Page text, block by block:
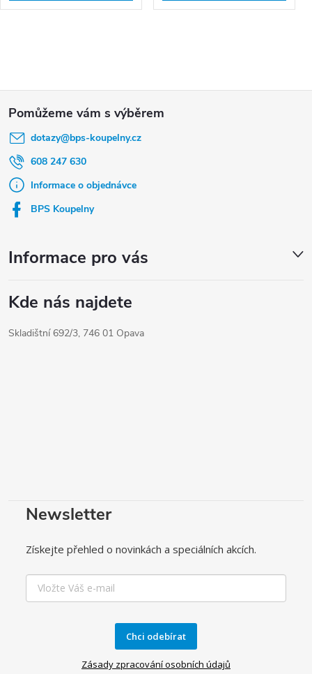
dotazy@bps-koupelny.cz
608 247 630
Informace o objednávce
BPS Koupelny
Informace pro vás
Kde nás najdete
Skladištní 692/3, 746 01 Opava
Newsletter
Získejte přehled o novinkách a speciálních akcích.
Chci odebírat
Zásady zpracování osobních údajů